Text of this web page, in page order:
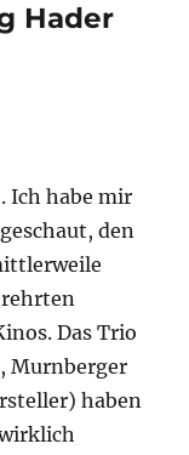
Hader
Ich habe mir
den
Das Trio
Murnberger
haben